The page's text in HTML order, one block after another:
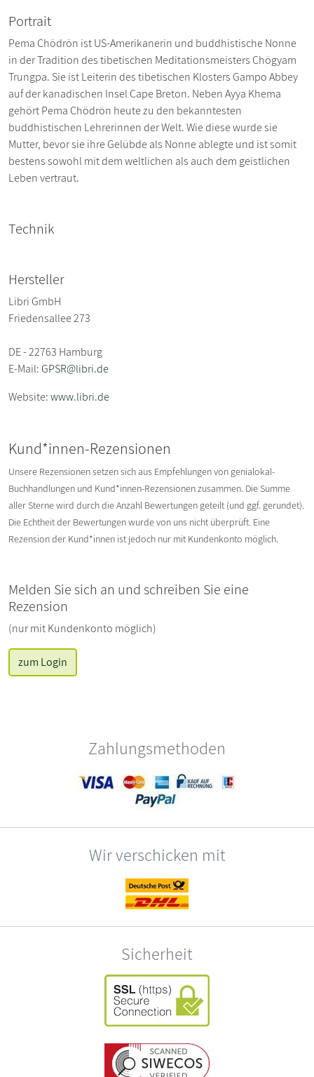
Portrait
Pema Chödrön ist US-Amerikanerin und buddhistische Nonne
in der Tradition des tibetischen Meditationsmeisters Chögyam
Trungpa. Sie ist Leiterin des tibetischen Klosters Gampo Abbey
auf der kanadischen Insel Cape Breton. Neben Ayya Khema
gehört Pema Chödrön heute zu den bekanntesten
buddhistischen Lehrerinnen der Welt. Wie diese wurde sie
Mutter, bevor sie ihre Gelübde als Nonne ablegte und ist somit
bestens sowohl mit dem weltlichen als auch dem geistlichen
Leben vertraut.
Technik
Hersteller
Libri GmbH
Friedensallee 273
DE - 22763 Hamburg
E-Mail:GPSR@libri.de
Website:www.libri.de
Kund*innen-Rezensionen
Unsere Rezensionen setzen sich aus Empfehlungen von genialokal-
Buchhandlungen und Kund*innen-Rezensionen zusammen. Die Summe
aller Sterne wird durch die Anzahl Bewertungen geteilt (und ggf. gerundet).
Die Echtheit der Bewertungen wurde von uns nicht überprüft. Eine
Rezension der Kund*innen ist jedoch nur mit Kundenkonto möglich.
Melden Sie sich an und schreiben Sie eine
Rezension
(nur mit Kundenkonto möglich)
zum Login
Zahlungsmethoden
Wir verschicken mit
Sicherheit